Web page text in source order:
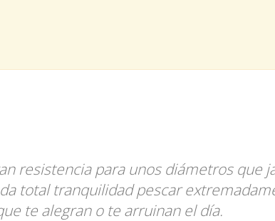
resistencia para unos diámetros que
total tranquilidad pescar
te alegran o te arruinan el día.